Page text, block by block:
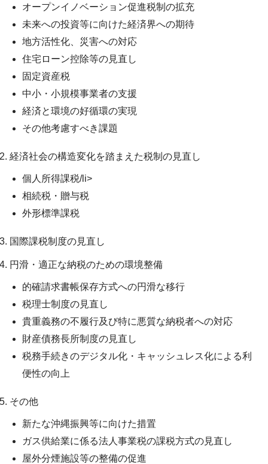
オープンイノベーション促進税制の拡充
未来への投資等に向けた経済界への期待
地方活性化、災害への対応
住宅ローン控除等の見直し
固定資産税
中小・小規模事業者の支援
経済と環境の好循環の実現
その他考慮すべき課題
経済社会の構造変化を踏まえた税制の見直し
個人所得課税/li>
相続税・贈与税
外形標準課税
国際課税制度の見直し
円滑・適正な納税のための環境整備
的確請求書帳保存方式への円滑な移行
税理士制度の見直し
貴重義務の不履行及び特に悪質な納税者への対応
財産債務長所制度の見直し
税務手続きのデジタル化・キャッシュレス化による利
便性の向上
その他
新たな沖縄振興等に向けた措置
ガス供給業に係る法人事業税の課税方式の見直し
屋外分煙施設等の整備の促進